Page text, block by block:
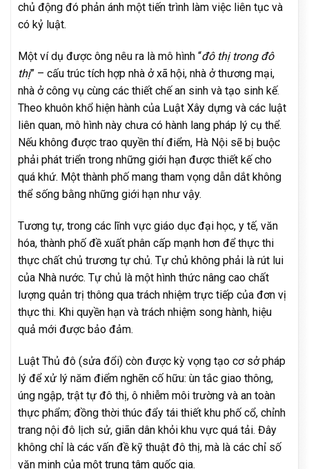
chủ động đó phản ánh một tiến trình làm việc liên tục và
có kỷ luật.
Một ví dụ được ông nêu ra là mô hình “đô thị trong đô
thị” – cấu trúc tích hợp nhà ở xã hội, nhà ở thương mại,
nhà ở công vụ cùng các thiết chế an sinh và tạo sinh kế.
Theo khuôn khổ hiện hành của Luật Xây dựng và các luật
liên quan, mô hình này chưa có hành lang pháp lý cụ thể.
Nếu không được trao quyền thí điểm, Hà Nội sẽ bị buộc
phải phát triển trong những giới hạn được thiết kế cho
quá khứ. Một thành phố mang tham vọng dẫn dắt không
thể sống bằng những giới hạn như vậy.
Tương tự, trong các lĩnh vực giáo dục đại học, y tế, văn
hóa, thành phố đề xuất phân cấp mạnh hơn để thực thi
thực chất chủ trương tự chủ. Tự chủ không phải là rút lui
của Nhà nước. Tự chủ là một hình thức nâng cao chất
lượng quản trị thông qua trách nhiệm trực tiếp của đơn vị
thực thi. Khi quyền hạn và trách nhiệm song hành, hiệu
quả mới được bảo đảm.
Luật Thủ đô (sửa đổi) còn được kỳ vọng tạo cơ sở pháp
lý để xử lý năm điểm nghẽn cố hữu: ùn tắc giao thông,
úng ngập, trật tự đô thị, ô nhiễm môi trường và an toàn
thực phẩm; đồng thời thúc đẩy tái thiết khu phố cổ, chỉnh
trang nội đô lịch sử, giãn dân khỏi khu vực quá tải. Đây
không chỉ là các vấn đề kỹ thuật đô thị, mà là các chỉ số
văn minh của một trung tâm quốc gia.